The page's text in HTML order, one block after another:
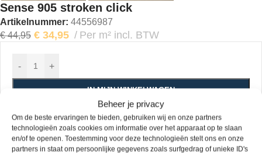
Beheer je privacy
Om de beste ervaringen te bieden, gebruiken wij en onze partners
technologieën zoals cookies om informatie over het apparaat op te slaan
en/of te openen. Toestemming voor deze technologieën stelt ons en onze
partners in staat om persoonlijke gegevens zoals surfgedrag of unieke ID's
Sense 905 stroken click
Artikelnummer: 44556987
€44,95 € 34,95 Per m² incl. BTW
- +
IN MIJN WINKELWAGEN
DIRECT KOPEN
Het is bij Sense Rigid niet nodig een extra ondervloer of